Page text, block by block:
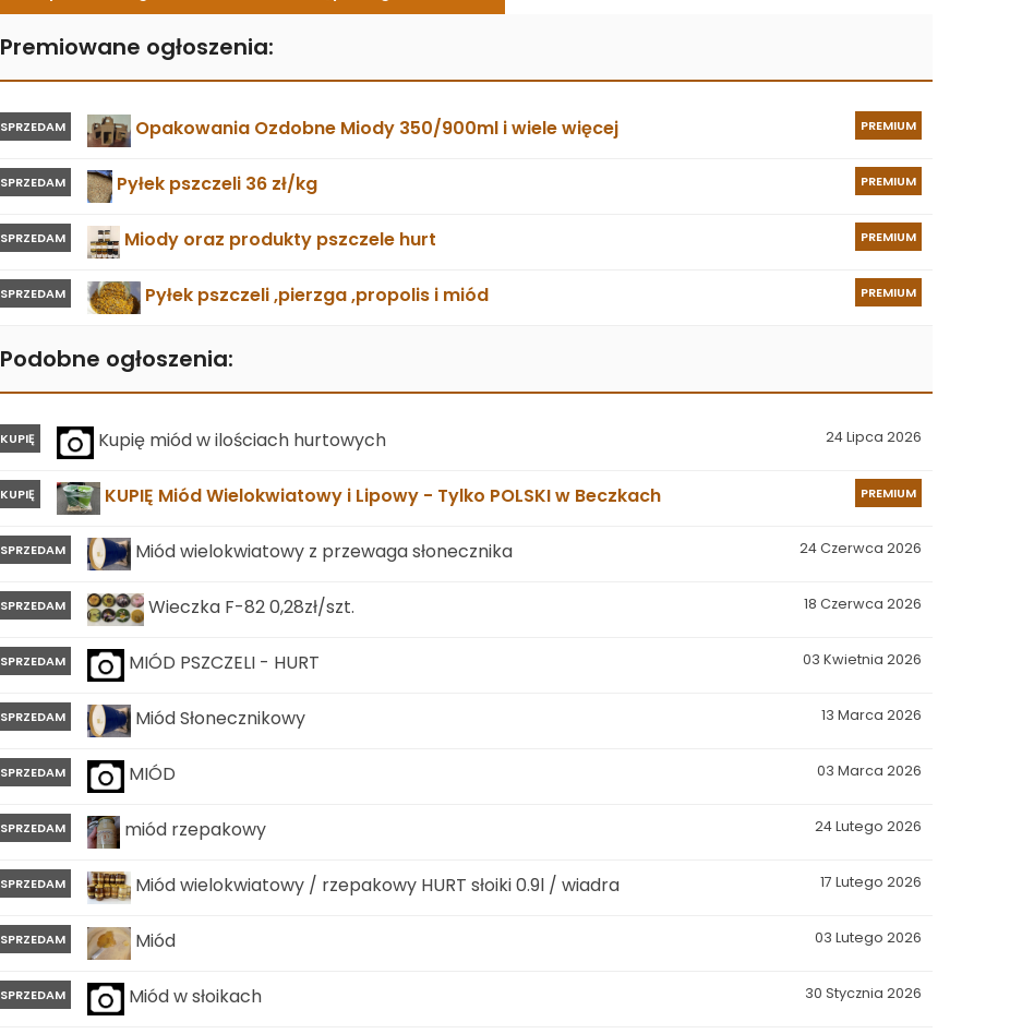
Premiowane ogłoszenia:
PREMIUM
SPRZEDAM Opakowania Ozdobne Miody 350/900ml i wiele więcej
PREMIUM
SPRZEDAM Pyłek pszczeli 36 zł/kg
PREMIUM
SPRZEDAM Miody oraz produkty pszczele hurt
PREMIUM
SPRZEDAM Pyłek pszczeli ,pierzga ,propolis i miód
Podobne ogłoszenia:
24 Lipca 2026
KUPIĘ Kupię miód w ilościach hurtowych
PREMIUM
KUPIĘ KUPIĘ Miód Wielokwiatowy i Lipowy - Tylko POLSKI w Beczkach
24 Czerwca 2026
SPRZEDAM Miód wielokwiatowy z przewaga słonecznika
18 Czerwca 2026
SPRZEDAM Wieczka F-82 0,28zł/szt.
03 Kwietnia 2026
SPRZEDAM MIÓD PSZCZELI - HURT
13 Marca 2026
SPRZEDAM Miód Słonecznikowy
03 Marca 2026
SPRZEDAM MIÓD
24 Lutego 2026
SPRZEDAM miód rzepakowy
17 Lutego 2026
SPRZEDAM Miód wielokwiatowy / rzepakowy HURT słoiki 0.9l / wiadra
03 Lutego 2026
SPRZEDAM Miód
30 Stycznia 2026
SPRZEDAM Miód w słoikach